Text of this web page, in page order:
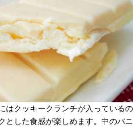
はクッキークランチが入っているの
とした食感が楽しめます。中のバニ